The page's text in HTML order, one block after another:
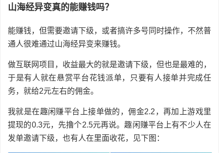
山海经异变真的能赚钱吗？
能赚钱，但需要邀请下级，或者搞许多号同时操作，不然普
通人很难通过山海经异变来赚钱。
做互联网项目，收益最大的就是邀请下级，但也是最难的，
于是有人就在悬赏平台花钱派单，只要有人接单并完成任
务，就给2元左右的佣金。
我就是在趣闲赚平台上接单做的，佣金2.2，再加上游戏里
提现的0.3元，先撸个2.5元再说。趣闲赚平台上有不少人在
发单邀请下级，也有人在里面收花，见下图：